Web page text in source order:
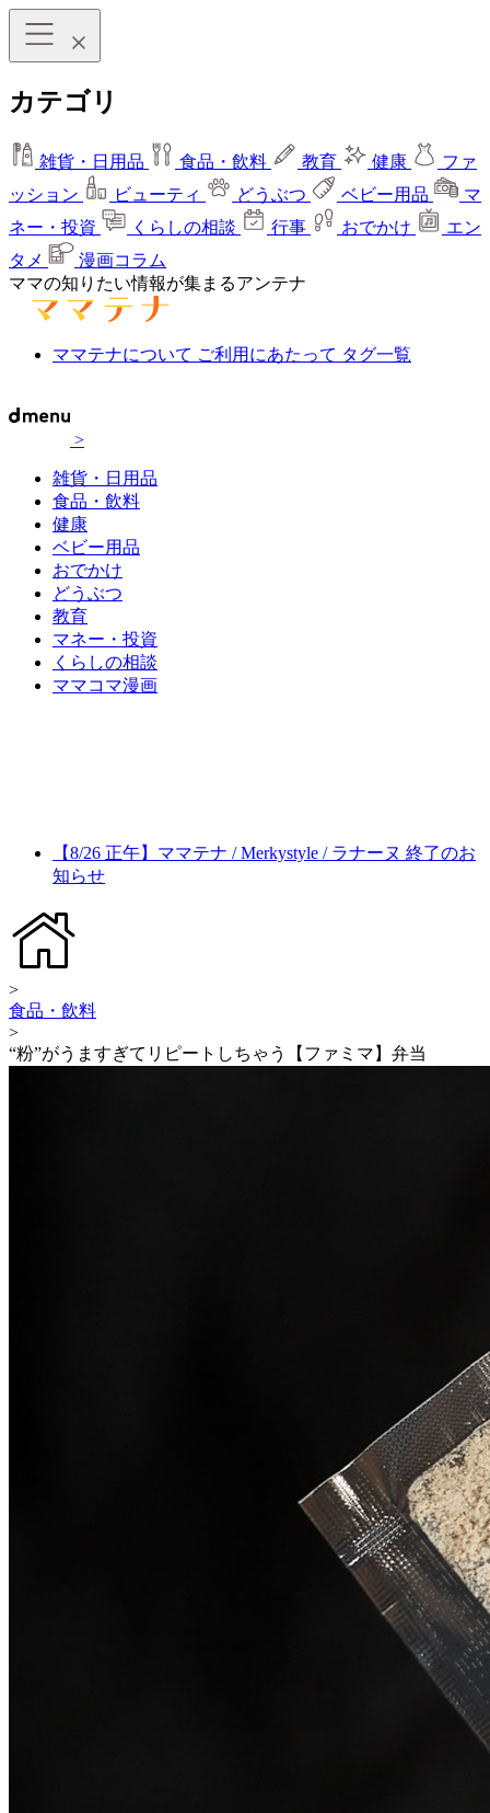
カテゴリ
雑貨・日用品 食品・飲料 教育 健康
ファ
ッション
ビューティ どうぶつ ベビー用品
マ
ネー・投資
くらしの相談 行事 おでかけ
エン
タメ
漫画コラム
ママの知りたい情報が集まるアンテナ
ママテナについて ご利用にあたって タグ一覧
>
雑貨・日用品
食品・飲料
健康
ベビー用品
おでかけ
どうぶつ
教育
マネー・投資
くらしの相談
ママコマ漫画
【8/26 正午】ママテナ / Merkystyle / ラナーヌ 終了のお
知らせ
>
食品・飲料
>
“粉”がうますぎてリピートしちゃう【ファミマ】弁当